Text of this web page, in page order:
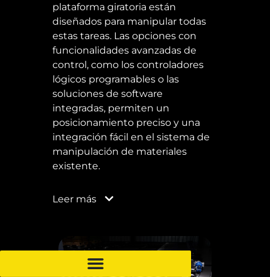
plataforma giratoria están
diseñados para manipular todas
estas tareas. Las opciones con
funcionalidades avanzadas de
control, como los controladores
lógicos programables o las
soluciones de software
integradas, permiten un
posicionamiento preciso y una
integración fácil en el sistema de
manipulación de materiales
existente.
Leer más